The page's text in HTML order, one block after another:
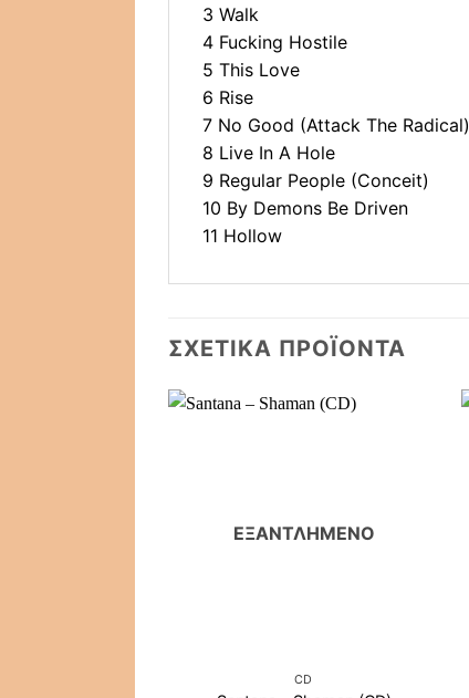
3 Walk
4 Fucking Hostile
5 This Love
6 Rise
7 No Good (Attack The Radical)
8 Live In A Hole
9 Regular People (Conceit)
10 By Demons Be Driven
11 Hollow
ΣΧΕΤΙΚΆ ΠΡΟΪΌΝΤΑ
ΕΞΑΝΤΛΗΜΈΝΟ
CD